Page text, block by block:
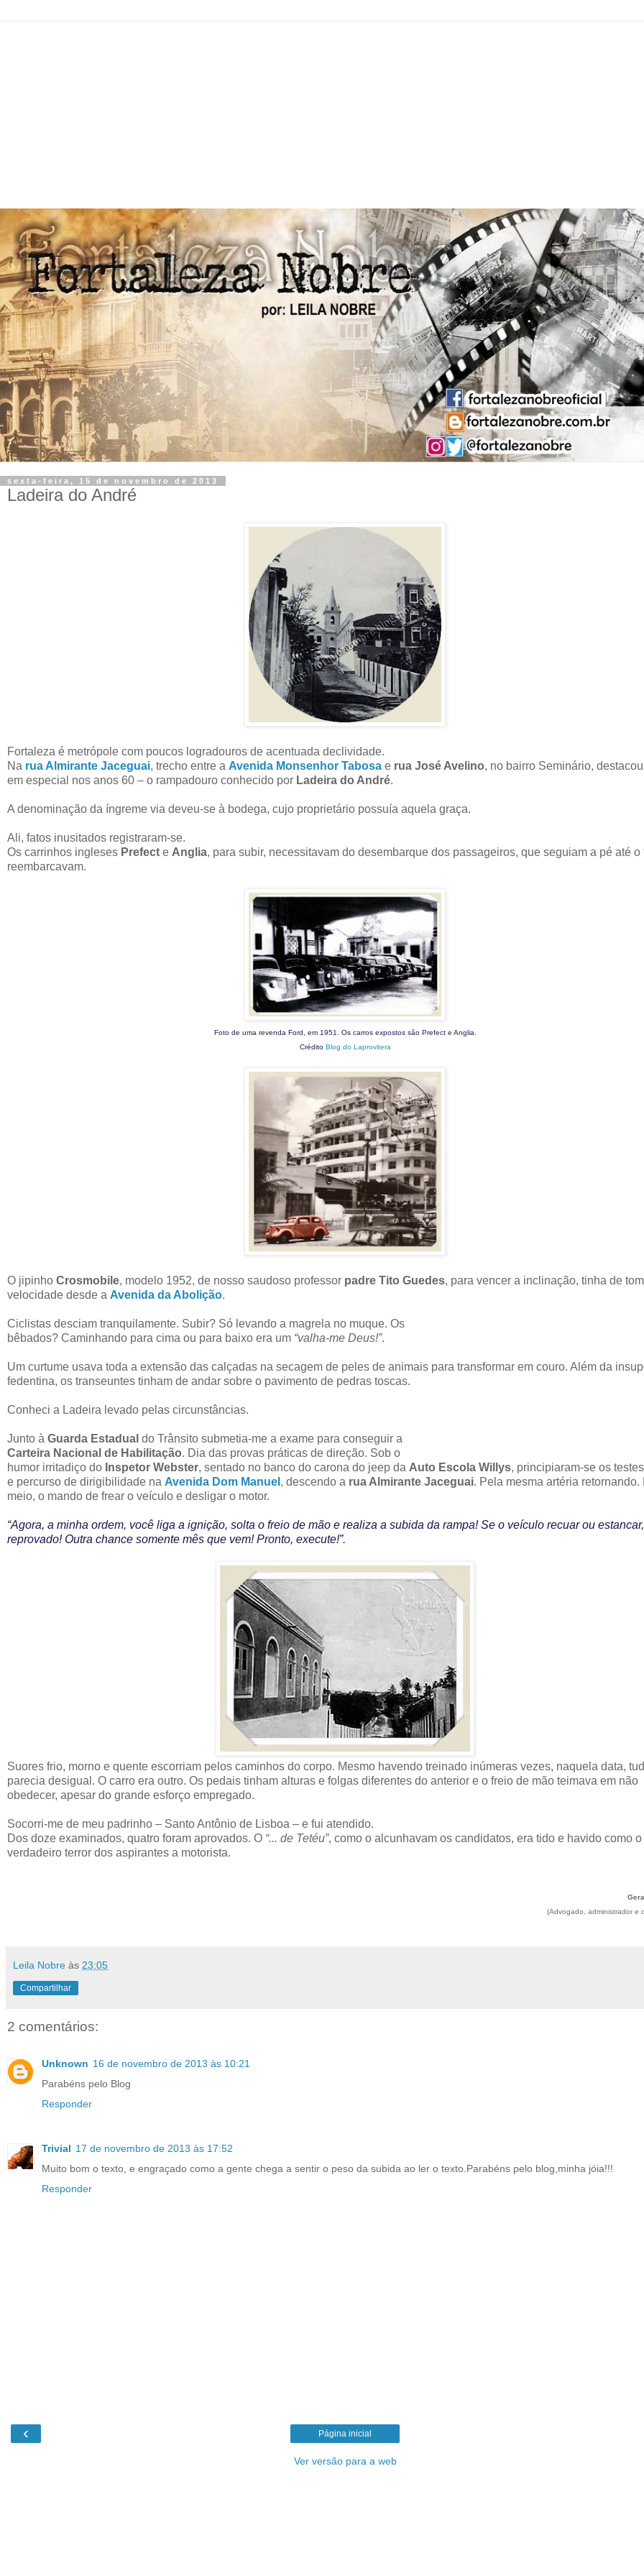
sexta-feira, 15 de novembro de 2013
Ladeira do André
Fortaleza é metrópole com poucos logradouros de acentuada declividade.
Na rua Almirante Jaceguai, trecho entre a Avenida Monsenhor Tabosa e rua José Avelino, no bairro Seminário,
em especial nos anos 60 – o rampadouro conhecido por Ladeira do André.
A denominação da íngreme via deveu-se à bodega, cujo proprietário possuía aquela graça.
Ali, fatos inusitados registraram-se.
Os carrinhos ingleses Prefect e Anglia, para subir, necessitavam do desembarque dos passageiros, que seguiam a pé até o
reembarcavam.
Foto de uma revenda Ford, em 1951. Os carros expostos são Prefect e Anglia.
Crédito Blog do Laprovitera
O jipinho Crosmobile, modelo 1952, de nosso saudoso professor padre Tito Guedes, para vencer a inclinação, tinha de
velocidade desde a Avenida da Abolição.
Ciclistas desciam tranquilamente. Subir? Só levando a magrela no muque. Os
bêbados? Caminhando para cima ou para baixo era um “valha-me Deus!”.
Um curtume usava toda a extensão das calçadas na secagem de peles de animais para transformar em couro. Além da
fedentina, os transeuntes tinham de andar sobre o pavimento de pedras toscas.
Conheci a Ladeira levado pelas circunstâncias.
Junto à Guarda Estadual do Trânsito submetia-me a exame para conseguir a
Carteira Nacional de Habilitação. Dia das provas práticas de direção. Sob o
humor irritadiço do Inspetor Webster, sentado no banco do carona do jeep da Auto Escola Willys, principiaram-se os
e percurso de dirigibilidade na Avenida Dom Manuel , descendo a rua Almirante Jaceguai. Pela mesma artéria retornando.
meio, o mando de frear o veículo e desligar o motor.
“Agora, a minha ordem, você liga a ignição, solta o freio de mão e realiza a subida da rampa! Se o veículo recuar ou
reprovado! Outra chance somente mês que vem! Pronto, execute!”.
Suores frio, morno e quente escorriam pelos caminhos do corpo. Mesmo havendo treinado inúmeras vezes, naquela data,
parecia desigual. O carro era outro. Os pedais tinham alturas e folgas diferentes do anterior e o freio de mão teimava em não
obedecer, apesar do grande esforço empregado.
Socorri-me de meu padrinho – Santo Antônio de Lisboa – e fui atendido.
Dos doze examinados, quatro foram aprovados. O “... de Tetéu”, como o alcunhavam os candidatos, era tido e havido como o
verdadeiro terror dos aspirantes a motorista.
(Advogado, administrador e
Leila Nobre às 23:05
Compartilhar
2 comentários:
Unknown 16 de novembro de 2013 às 10:21
Parabéns pelo Blog
Responder
Trivial 17 de novembro de 2013 às 17:52
Muito bom o texto, e engraçado como a gente chega a sentir o peso da subida ao ler o texto.Parabéns pelo blog,minha jóia!!!
Responder
‹ Página inicial
Ver versão para a web